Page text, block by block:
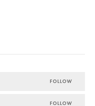
FOLLOW
FOLLOW